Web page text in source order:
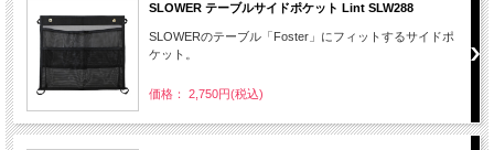
SLOWER テーブルサイドポケット Lint SLW288
SLOWERのテーブル「Foster」にフィットするサイドポ
ケット。
価格： 2,750円(税込)